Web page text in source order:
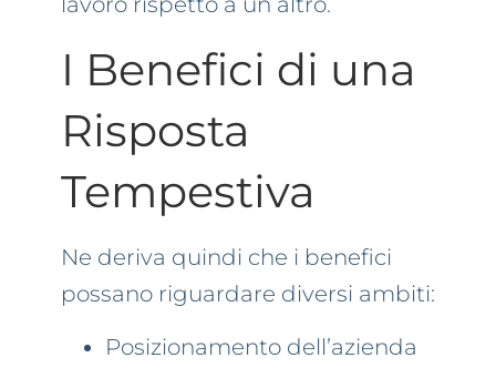
I Benefici di una
Risposta
Tempestiva
Ne deriva quindi che i benefici
possano riguardare diversi ambiti:
Posizionamento dell’azienda